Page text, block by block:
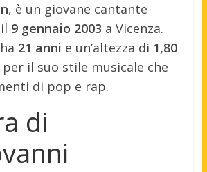
, è un giovane cantante
9 gennaio 2003 a Vicenza.
21 anni e un’altezza di 1,80
per il suo stile musicale che
di pop e rap.
di